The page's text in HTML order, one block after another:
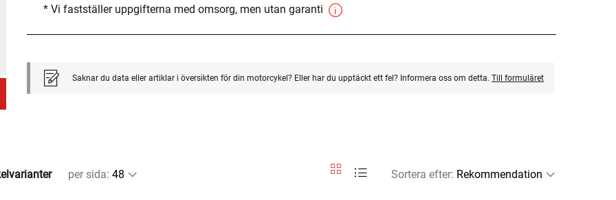
* Vi fastställer uppgifterna med omsorg, men utan garanti
Saknar du data eller artiklar i översikten för din motorcykel? Eller har du upptäckt ett fel? Informera oss om detta. Till formuläret
per sida: Sortera efter: